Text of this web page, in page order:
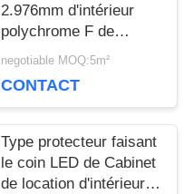
2.976mm d'intérieur
polychrome F de
l'affichage à LED
negotiable MOQ:5m²
CONTACT
Type protecteur faisant
le coin LED de Cabinet
de location d'intérieur